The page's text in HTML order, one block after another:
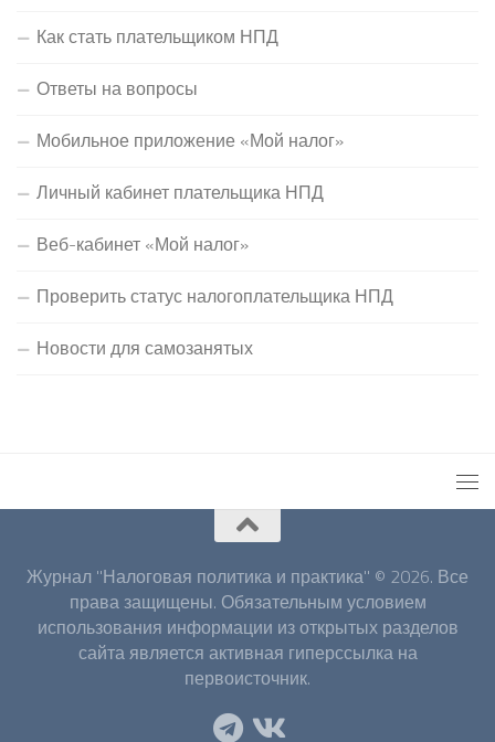
Как стать плательщиком НПД
Ответы на вопросы
Мобильное приложение «Мой налог»
Личный кабинет плательщика НПД
Веб-кабинет «Мой налог»
Проверить статус налогоплательщика НПД
Новости для самозанятых
Журнал "Налоговая политика и практика" © 2026. Все
права защищены. Обязательным условием
использования информации из открытых разделов
сайта является активная гиперссылка на
первоисточник.